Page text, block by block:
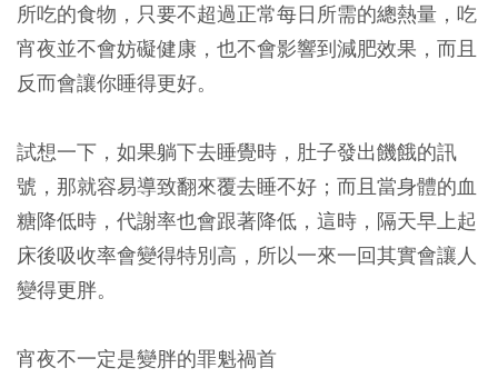
所吃的食物，只要不超過正常每日所需的總熱量，吃
宵夜並不會妨礙健康，也不會影響到減肥效果，而且
反而會讓你睡得更好。
試想一下，如果躺下去睡覺時，肚子發出饑餓的訊
號，那就容易導致翻來覆去睡不好；而且當身體的血
糖降低時，代謝率也會跟著降低，這時，隔天早上起
床後吸收率會變得特別高，所以一來一回其實會讓人
變得更胖。
宵夜不一定是變胖的罪魁禍首